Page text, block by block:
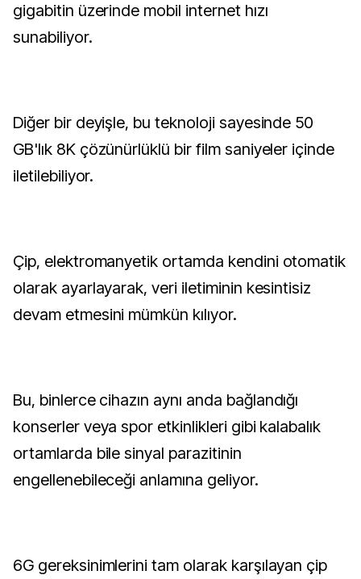
gigabitin üzerinde mobil internet hızı
sunabiliyor.
Diğer bir deyişle, bu teknoloji sayesinde 50
GB'lık 8K çözünürlüklü bir film saniyeler içinde
iletilebiliyor.
Çip, elektromanyetik ortamda kendini otomatik
olarak ayarlayarak, veri iletiminin kesintisiz
devam etmesini mümkün kılıyor.
Bu, binlerce cihazın aynı anda bağlandığı
konserler veya spor etkinlikleri gibi kalabalık
ortamlarda bile sinyal parazitinin
engellenebileceği anlamına geliyor.
6G gereksinimlerini tam olarak karşılayan çip